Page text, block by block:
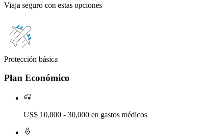
Viaja seguro con estas opciones
Protección básica
Plan Económico
US$ 10,000 - 30,000 en gastos médicos